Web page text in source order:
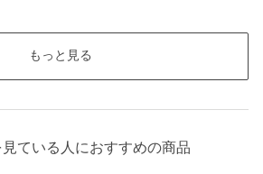
もっと見る
ている人におすすめの商品